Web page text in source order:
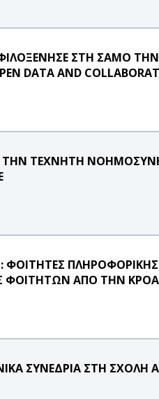
ΣΤΗ ΣΑΜΟ
DATA AND
ΤΗΝ ΤΕΧΝΗΤΗ
ΠΛΗΡΟΦΟΡΙΚΗΣ
ΑΠΟ ΤΗΝ
ΣΥΝΕΔΡΙΑ ΣΤΗ